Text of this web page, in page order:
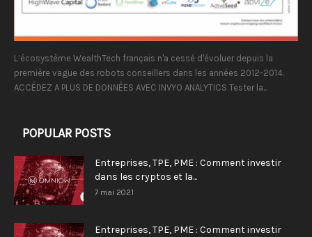
L’écosystème WealthTech français n'a cessé d'évoluer depuis la
première vague des robots conseillers dans les années 2012-2014.
ACCÉDEZ A PLUS DE DONNÉES AVEC INVYO ANALYTICS Tester la...
POPULAR POSTS
Entreprises, TPE, PME : Comment investir
dans les cryptos et la...
7 mai 2021
Entreprises, TPE, PME : Comment investir